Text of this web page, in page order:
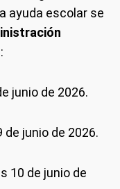
ayuda escolar se
:
junio de 2026.
de junio de 2026.
10 de junio de